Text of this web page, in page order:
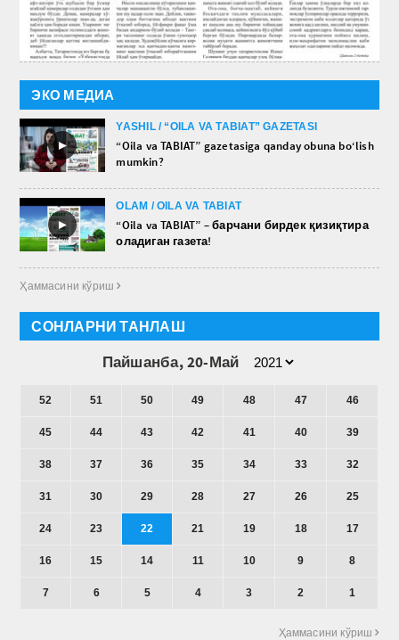
ЭКО МЕДИА
►
YASHIL / “OILA VA TABIAT” GAZETASI
“Oila va TABIAT” gazetasiga qanday obuna bo‘lish
mumkin?
►
OLAM / OILA VA TABIAT
“Oila va TABIAT” – барчани бирдек қизиқтира
оладиган газета!
Ҳаммасини кўриш 
СОНЛАРНИ ТАНЛАШ
Пайшанба, 20-Май
52 51 50 49 48 47 46
45 44 43 42 41 40 39
38 37 36 35 34 33 32
31 30 29 28 27 26 25
24 23 22 21 19 18 17
16 15 14 11 10 9 8
7 6 5 4 3 2 1
Ҳаммасини кўриш 